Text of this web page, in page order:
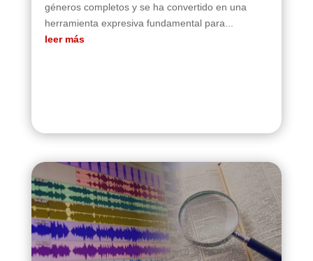
géneros completos y se ha convertido en una
herramienta expresiva fundamental para...
leer más